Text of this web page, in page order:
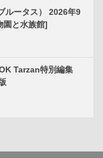
ルータス） 2026年9
園と水族館]
Tarzan特別編集